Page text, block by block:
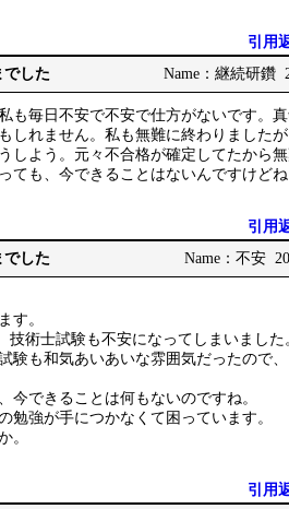
引用
でした Name：継続研鑽
も毎日不安で不安で仕方がないです。
しれません。私も無難に終わりました
しよう。元々不合格が確定してたから
ても、今できることはないんですけどね
引用
でした Name：不安
す。
技術士試験も不安になってしまいました
験も和気あいあいな雰囲気だったので
今できることは何もないのですね。
勉強が手につかなくて困っています。
。
引用